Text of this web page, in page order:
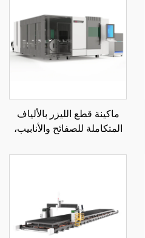
ماكينة قطع الليزر بالألياف
المتكاملة للصفائح والأنابيب،